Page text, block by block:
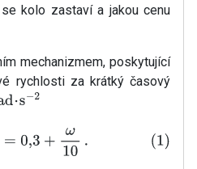
kolo zastaví a jakou cenu
mechanizmem, poskytující
rychlosti za krátký časový
⋅s−
=0 ,3 ω 10.